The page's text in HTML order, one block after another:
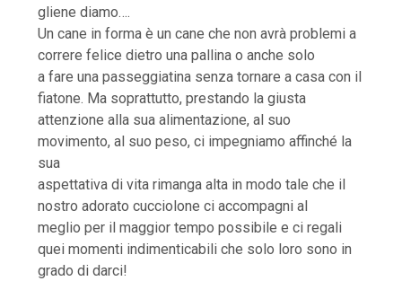
gliene diamo….
Un cane in forma è un cane che non avrà problemi a
correre felice dietro una pallina o anche solo
a fare una passeggiatina senza tornare a casa con il
fiatone. Ma soprattutto, prestando la giusta
attenzione alla sua alimentazione, al suo
movimento, al suo peso, ci impegniamo affinché la
sua
aspettativa di vita rimanga alta in modo tale che il
nostro adorato cucciolone ci accompagni al
meglio per il maggior tempo possibile e ci regali
quei momenti indimenticabili che solo loro sono in
grado di darci!